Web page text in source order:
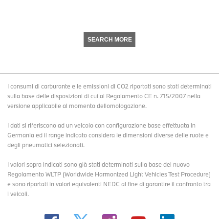
SEARCH MORE
I consumi di carburante e le emissioni di CO2 riportati sono stati determinati
sulla base delle disposizioni di cui al Regolamento CE n. 715/2007 nella
versione applicabile al momento dellomologazione.
I dati si riferiscono ad un veicolo con configurazione base effettuata in
Germania ed il range indicato considera le dimensioni diverse delle ruote e
degli pneumatici selezionati.
I valori sopra indicati sono già stati determinati sulla base del nuovo
Regolamento WLTP (Worldwide Harmonized Light Vehicles Test Procedure)
e sono riportati in valori equivalenti NEDC al fine di garantire il confronto tra
i veicoli.